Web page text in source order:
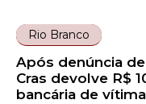
Rio Branco
Após denúncia
Cras devolve R$
bancária de